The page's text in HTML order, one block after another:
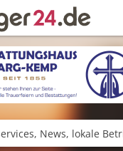
Lieferservice